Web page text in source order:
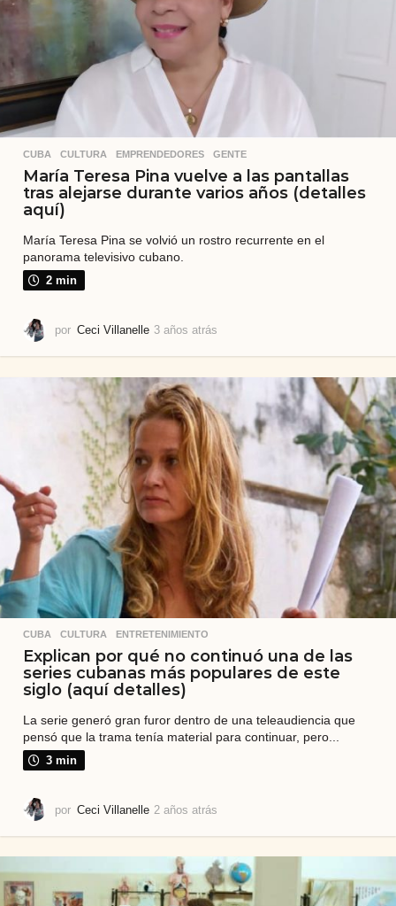
s
CUBA ,CULTURA ,EMPRENDEDORES ,GENTE
María Teresa Pina vuelve a las pantallas
tras alejarse durante varios años (detalles
aquí)
María Teresa Pina se volvió un rostro recurrente en el
panorama televisivo cubano.
2 min
por Ceci Villanelle 3 años atrás
o
a
t
r
á
s
CUBA ,CULTURA ,ENTRETENIMIENTO
Explican por qué no continuó una de las
series cubanas más populares de este
siglo (aquí detalles)
La serie generó gran furor dentro de una teleaudiencia que
pensó que la trama tenía material para continuar, pero...
3 min
por Ceci Villanelle 2 años atrás
o
s
a